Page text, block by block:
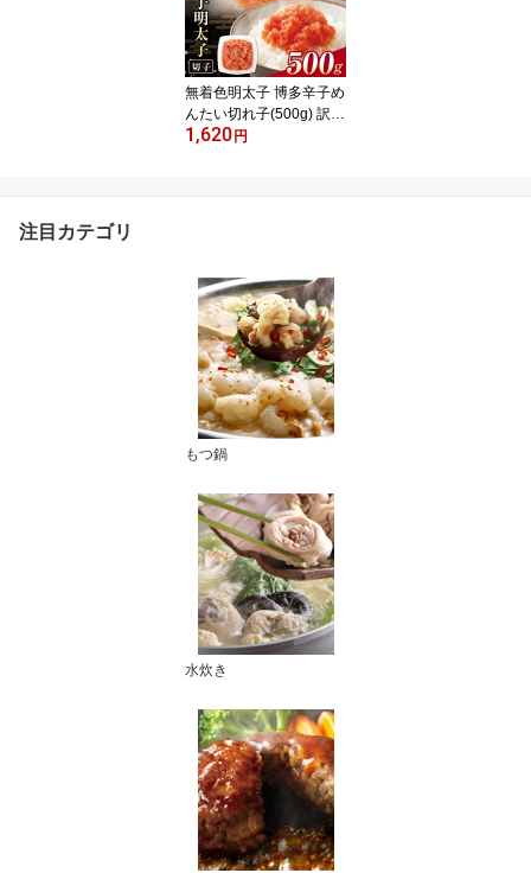
誕生日 お祝い 内祝い 高
級 老舗 冷凍 食品 食べ物
グルメ 博多 九州 おつま
み お中元
無着色明太子 博多辛子め
んたい切れ子(500g) 訳あ
り c1 新鮮タラコ たらこ
1,620 円
注目カテゴリ
もつ鍋
水炊き